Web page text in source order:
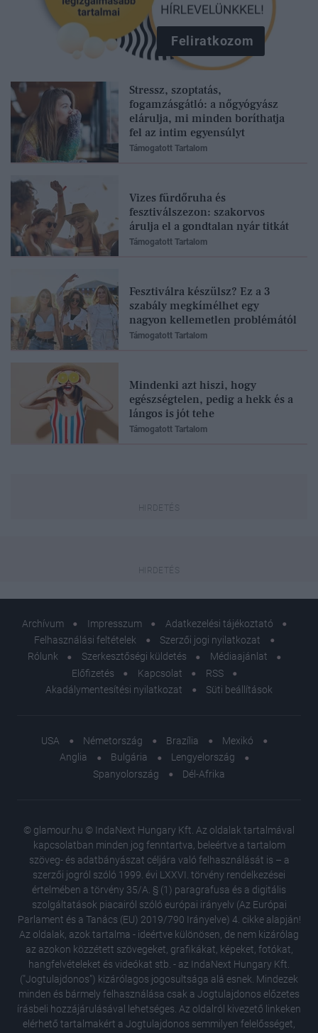
Feliratkozom
Stressz, szoptatás,
fogamzásgátló: a nőgyógyász
elárulja, mi minden boríthatja
fel az intim egyensúlyt
Támogatott Tartalom
Vizes fürdőruha és
fesztiválszezon: szakorvos
árulja el a gondtalan nyár titkát
Támogatott Tartalom
Fesztiválra készülsz? Ez a 3
szabály megkímélhet egy
nagyon kellemetlen problémától
Támogatott Tartalom
Mindenki azt hiszi, hogy
egészségtelen, pedig a hekk és a
lángos is jót tehe
Támogatott Tartalom
Archívum Impresszum
Adatkezelési tájékoztató
Felhasználási feltételek
Szerzői jogi nyilatkozat
Rólunk
Szerkesztőségi küldetés
Médiaajánlat
Előfizetés
Kapcsolat
RSS
Akadálymentesítési nyilatkozat
Süti beállítások
USA Németország Brazília
Mexikó
Anglia
Bulgária
Lengyelország
Spanyolország
Dél-Afrika
© glamour.hu © IndaNext Hungary Kft. Az oldalak tartalmával
kapcsolatban minden jog fenntartva, beleértve a tartalom
szöveg- és adatbányászat céljára való felhasználását is – a
szerzői jogról szóló 1999. évi LXXVI. törvény rendelkezései
értelmében a törvény 35/A. § (1) paragrafusa és a digitális
szolgáltatások piacairól szóló európai irányelv (Az Európai
Parlament és a Tanács (EU) 2019/790 Irányelve) 4. cikke alapján!
Az oldalak, azok tartalma - ideértve különösen, de nem kizárólag
az azokon közzétett szövegeket, grafikákat, képeket, fotókat,
hangfelvételeket és videókat stb. - az IndaNext Hungary Kft.
("Jogtulajdonos") kizárólagos jogosultsága alá esnek. Mindezek
minden és bármely felhasználása csak a Jogtulajdonos előzetes
írásbeli hozzájárulásával lehetséges. Az oldalról kivezető linkeken
elérhető tartalmakért a Jogtulajdonos semmilyen felelősséget,